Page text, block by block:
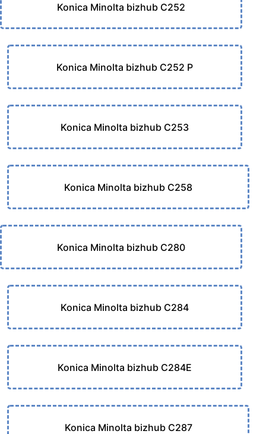
Konica Minolta bizhub C252
Konica Minolta bizhub C252 P
Konica Minolta bizhub C253
Konica Minolta bizhub C258
Konica Minolta bizhub C280
Konica Minolta bizhub C284
Konica Minolta bizhub C284E
Konica Minolta bizhub C287